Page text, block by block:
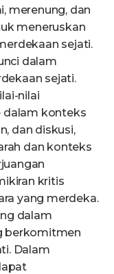
merenung, dan
meneruskan
sejati.
dalam
sejati.
nilai
dalam konteks
dan diskusi,
dan konteks
kritis
yang merdeka.
dalam
berkomitmen
Dalam